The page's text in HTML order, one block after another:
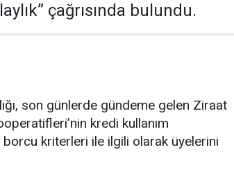
çağrısında bulundu.
son günlerde gündeme gelen Ziraat
kredi kullanım
borcu kriterleri ile ilgili olarak üyelerini